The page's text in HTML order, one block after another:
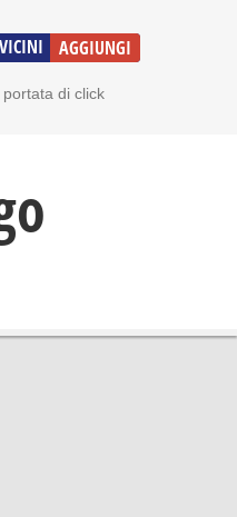
VICINI AGGIUNGI
di click